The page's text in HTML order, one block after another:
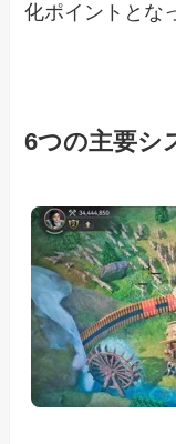
化ポイントとな
6つの主要シ